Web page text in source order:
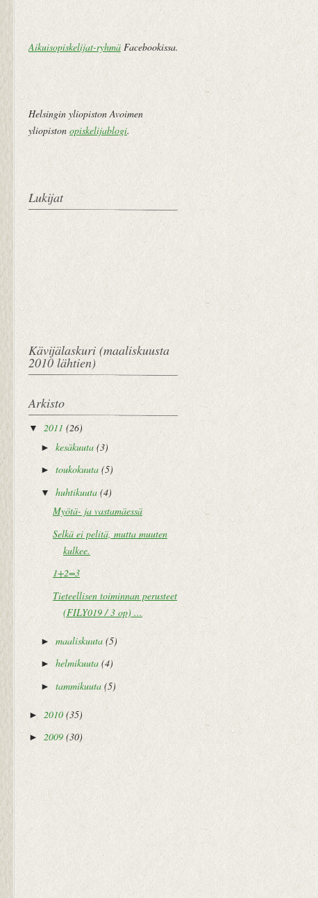
Aikuisopiskelijat-ryhmä Facebookissa.
Helsingin yliopiston Avoimen
yliopiston opiskelijablogi.
Lukijat
Kävijälaskuri (maaliskuusta
2010 lähtien)
Arkisto
▼ 2011 (26)
► kesäkuuta (3)
► toukokuuta (5)
▼ huhtikuuta (4)
Myötä- ja vastamäessä
Selkä ei pelitä, mutta muuten
kulkee.
1+2=3
Tieteellisen toiminnan perusteet
(FILY019 / 3 op) ...
► maaliskuuta (5)
► helmikuuta (4)
► tammikuuta (5)
► 2010 (35)
► 2009 (30)